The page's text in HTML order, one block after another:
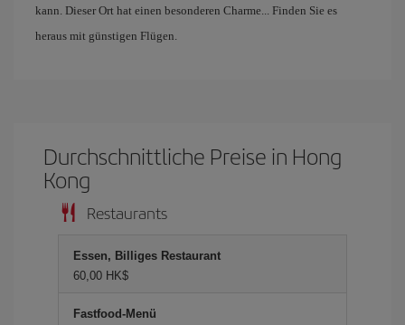
kann. Dieser Ort hat einen besonderen Charme... Finden Sie es
heraus mit günstigen Flügen.
Durchschnittliche Preise in Hong
Kong
Restaurants
Essen, Billiges Restaurant
60,00 HK$
Fastfood-Menü